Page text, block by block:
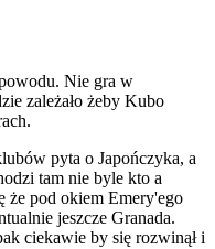
Nie gra w
zależało żeby Kubo
pyta o Japończyka, a
tam nie byle kto a
pod okiem Emery'ego
jeszcze Granada.
ciekawie by się rozwinął i